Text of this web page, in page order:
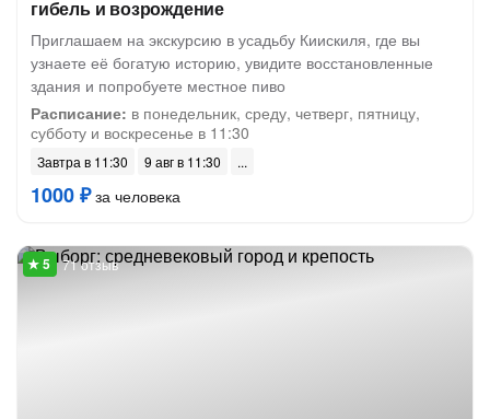
гибель и возрождение
Приглашаем на экскурсию в усадьбу Киискиля, где вы
узнаете её богатую историю, увидите восстановленные
здания и попробуете местное пиво
Расписание: в понедельник, среду, четверг, пятницу,
субботу и воскресенье в 11:30
Завтра в 11:30 9 авг в 11:30
1000 ₽за человека
71 отзыв